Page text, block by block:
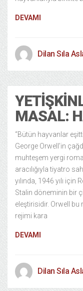
DEVAMI
Dilan Sıla
MASAL:
“Bütün hayvanlar
George Orwell’in
muhteşem yergi
aracılığıyla tiyatro
yılında, 1946 yılı için
Stalin döneminin bir
eleştirisidir. Orwell
rejimi kara
DEVAMI
Dilan Sıla